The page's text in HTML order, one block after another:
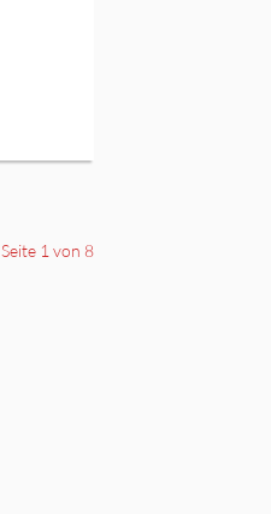
Seite 1 von 8